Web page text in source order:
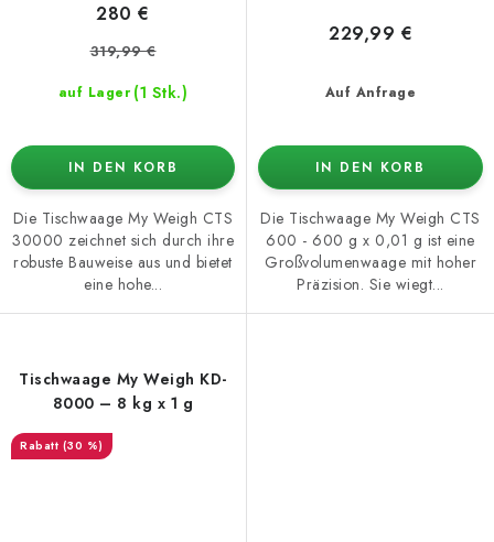
auf Lager (1 Stk.)
280 €
319,99 €
IN DEN KORB
Die Tischwaage My Weigh CTS
30000 zeichnet sich durch ihre
robuste Bauweise aus und bietet
eine hohe...
Auf Anfrage
229,99 €
IN DEN KORB
Die Tischwaage My Weigh CTS
600 - 600 g x 0,01 g ist eine
Großvolumenwaage mit hoher
Präzision. Sie wiegt...
Tischwaage My Weigh KD-
8000 – 8 kg x 1 g
(30 %)